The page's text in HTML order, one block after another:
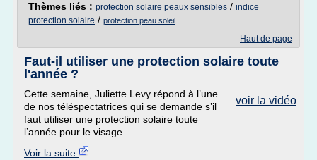
Thèmes liés : protection solaire peaux sensibles / indice
protection solaire / protection peau soleil
Haut de page
Faut-il utiliser une protection solaire toute
l'année ?
voir la vidéo
Cette semaine, Juliette Levy répond à l’une
de nos téléspectatrices qui se demande s’il
faut utiliser une protection solaire toute
l’année pour le visage...
Voir la suite